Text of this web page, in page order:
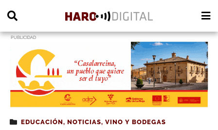
PUBLICIDAD
EDUCACIÓN, NOTICIAS, VINO Y BODEGAS